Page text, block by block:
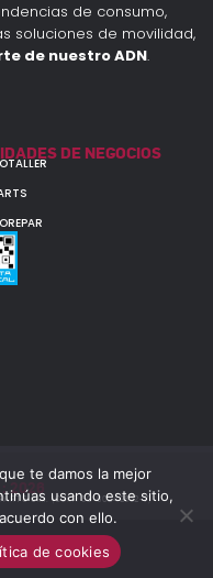
de consumo,
soluciones de movilidad,
de nuestro ADN.
DE NEGOCIOS
2026
S.A. (CUIT: 30-60142852-7)
te damos la mejor
usando este sitio,
con ello.
de cookies